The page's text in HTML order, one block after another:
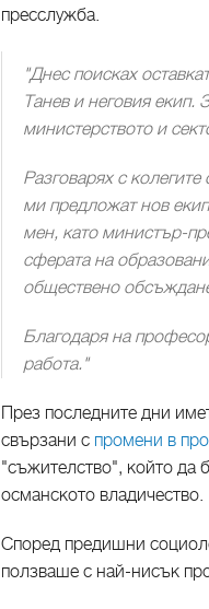
пресслужба.
"Днес поисках
Танев и неговия
министерството и
Разговарях с
ми предложат нов
мен, като министър-
сферата на
обществено
Благодаря на
работа."
През последните дни
свързани с промени в
"съжителство", който да
османското владичество.
Според предишни
ползваше с най-нисък